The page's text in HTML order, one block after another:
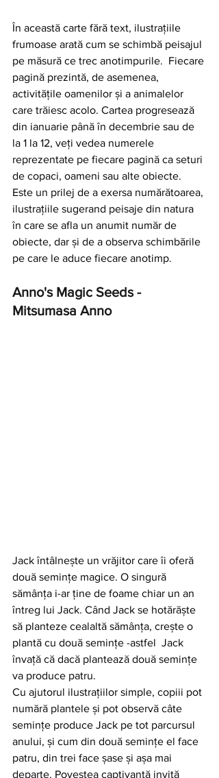
În această carte fără text, ilustrațiile
frumoase arată cum se schimbă peisajul
pe măsură ce trec anotimpurile.  Fiecare
pagină prezintă, de asemenea,
activitățile oamenilor și a animalelor
care trăiesc acolo. Cartea progresează
din ianuarie până în decembrie sau de
la 1 la 12, veți vedea numerele
reprezentate pe fiecare pagină ca seturi
de copaci, oameni sau alte obiecte.
Este un prilej de a exersa numărătoarea,
ilustrațiile sugerand peisaje din natura
în care se afla un anumit număr de
obiecte, dar și de a observa schimbările
pe care le aduce fiecare anotimp.
Anno's Magic Seeds -
Mitsumasa Anno
Jack întâlnește un vrăjitor care îi oferă
două semințe magice. O singură
sămânța i-ar ține de foame chiar un an
întreg lui Jack. Când Jack se hotărăște
să planteze cealaltă sămânța, crește o
plantă cu două semințe -astfel  Jack
învață că dacă plantează două semințe
va produce patru.
Cu ajutorul ilustrațiilor simple, copiii pot
numără plantele și pot observă câte
semințe produce Jack pe tot parcursul
anului, și cum din două semințe el face
patru, din trei face șase și așa mai
departe. Povestea captivantă invită